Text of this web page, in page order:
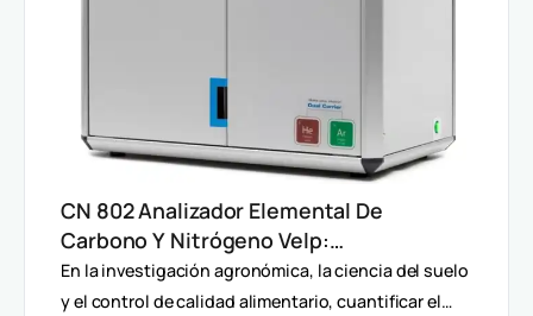
CN 802 Analizador Elemental De
Carbono Y Nitrógeno Velp:
Determinación Rápida Por Método
Dumas (TC, TOC, TIC Y TN)
En la investigación agronómica, la ciencia del suelo
y el control de calidad alimentario, cuantificar el…